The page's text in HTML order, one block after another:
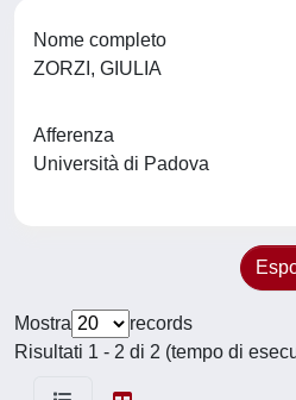
Nome completo
ZORZI, GIULIA
Afferenza
Università di Padova
Mostra
records
Risultati 1 - 2 di 2 (tempo di